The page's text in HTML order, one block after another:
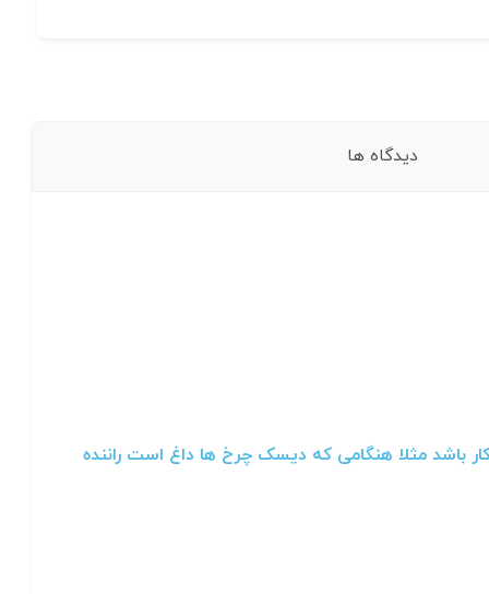
دیدگاه ها
باشد مثلا هنگامی که دیسک چرخ ها داغ است راننده